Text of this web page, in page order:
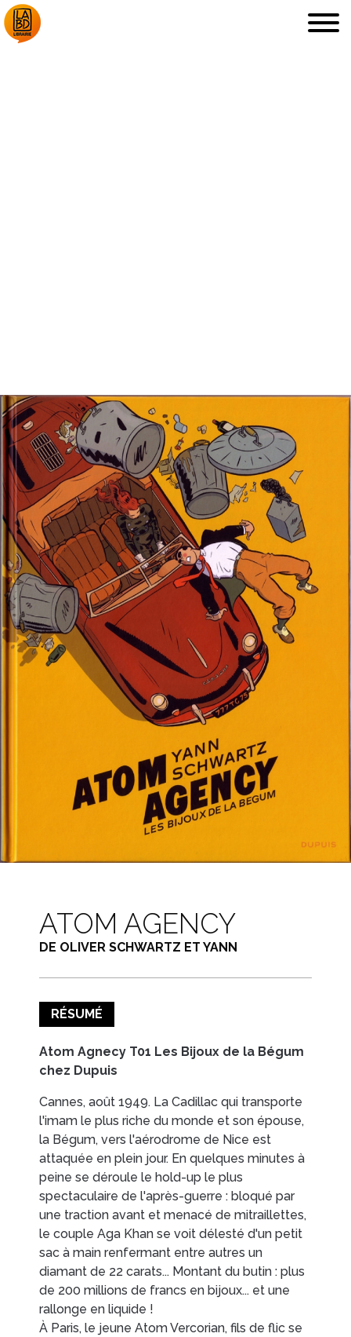
EN IMAGES CONTACTS/ACCÈS
ATOM AGENCY
DE OLIVER SCHWARTZ ET YANN
RÉSUMÉ
Atom Agnecy T01 Les Bijoux de la Bégum
chez Dupuis
Cannes, août 1949. La Cadillac qui transporte
l'imam le plus riche du monde et son épouse,
la Bégum, vers l'aérodrome de Nice est
attaquée en plein jour. En quelques minutes à
peine se déroule le hold-up le plus
spectaculaire de l'après-guerre : bloqué par
une traction avant et menacé de mitraillettes,
le couple Aga Khan se voit délesté d'un petit
sac à main renfermant entre autres un
diamant de 22 carats... Montant du butin : plus
de 200 millions de francs en bijoux... et une
rallonge en liquide !
À Paris, le jeune Atom Vercorian, fils de flic se